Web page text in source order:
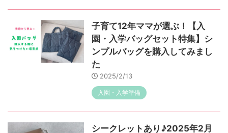
子育て12年ママが選ぶ！【入
園・入学バッグセット特集】シ
ンプルバッグを購入してみまし
た
2025/2/13
入園・入学準備
シークレットあり♪2025年2月